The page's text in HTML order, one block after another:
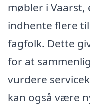
møbler i Vaarst,
indhente flere
fagfolk. Dette
for at
vurdere
kan også være